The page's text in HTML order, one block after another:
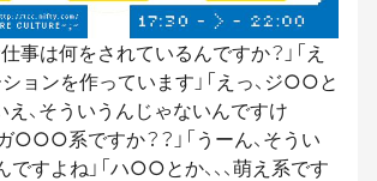
事は何をされているんですか？」「え
ョンを作っています」「えっ、ジ○○と
え、そういうんじゃないんですけ
、ガ○○○系ですか？？」「うーん、そうい
すよね」「ハ○○とか、、、萌え系です